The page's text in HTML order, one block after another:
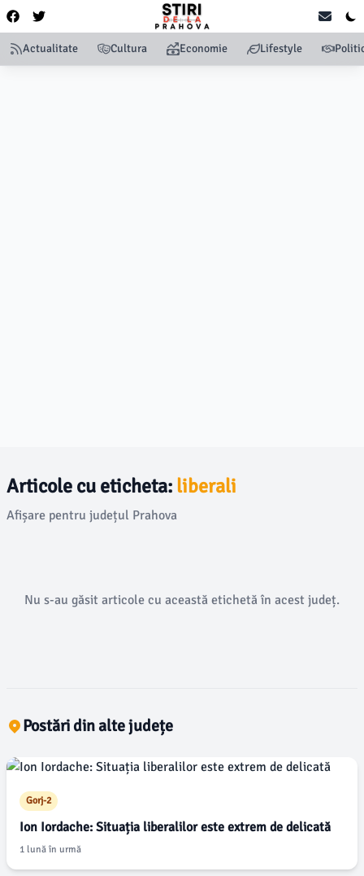
Actualitate Cultura Economie Lifestyle
Articole cu eticheta: liberali
Afișare pentru județul Prahova
Nu s-au găsit articole cu această etichetă în acest județ.
Postări din alte județe
Gorj-2
Ion Iordache: Situația liberalilor este extrem de delicată
1 lună în urmă